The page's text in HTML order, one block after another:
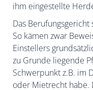
ihm eingestellte
Das
So kämen zwar
Einstellers
zu Grunde liegende
Schwerpunkt z.B. im
oder Mietrecht habe.